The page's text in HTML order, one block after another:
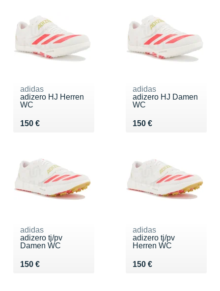
adidas
adizero HJ Herren
WC
150 €
Vendu 150 €
adidas
adizero HJ Damen
WC
150 €
Vendu 150 €
adidas
adizero tj/pv
Damen WC
150 €
Vendu 150 €
adidas
adizero tj/pv
Herren WC
150 €
Vendu 150 €